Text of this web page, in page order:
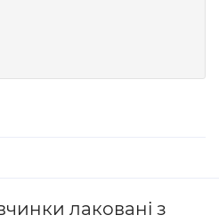
лаковані з